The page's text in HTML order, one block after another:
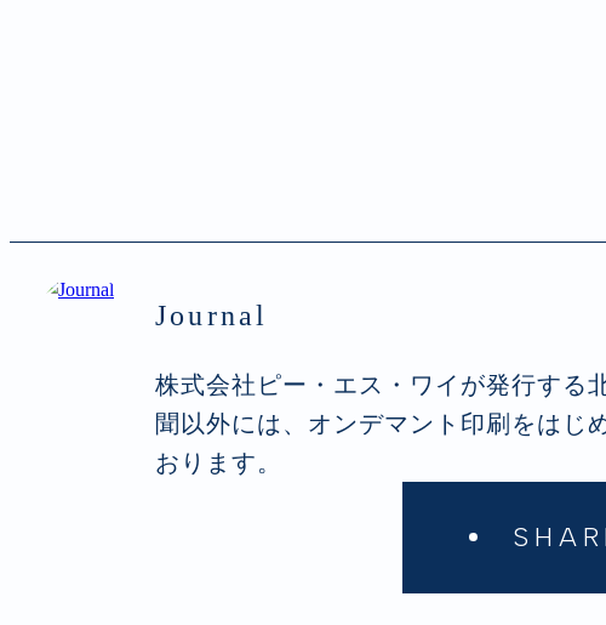
Journal
株式会社ピー・エス・ワイが発行する
聞以外には、オンデマント印刷をはじ
おります。